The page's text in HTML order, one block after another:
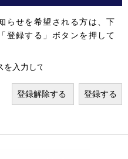
らせを希望される方は、下
登録する」ボタンを押して